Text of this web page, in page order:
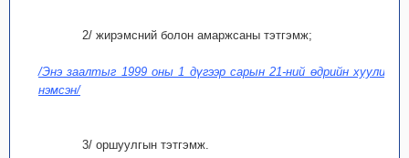
2/ жирэмсний болон амаржсаны тэтгэмж;
/Энэ заалтыг 1999 оны 1 дүгээр сарын 21-ний өдрийн хуулиар
нэмсэн/
3/ оршуулгын тэтгэмж.